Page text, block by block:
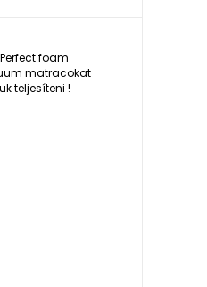
foam
matracokat
teljesíteni !